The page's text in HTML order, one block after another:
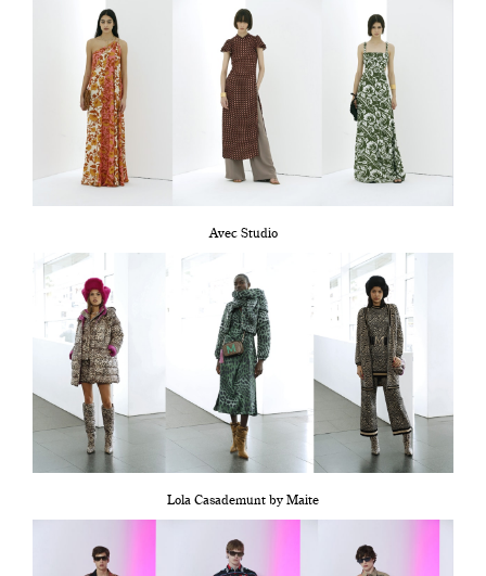
Avec Studio
Lola Casademunt by Maite